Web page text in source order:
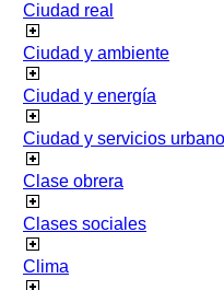
Ciudad real
Ciudad y ambiente
Ciudad y energía
Ciudad y servicios
Clase obrera
Clases sociales
Clima